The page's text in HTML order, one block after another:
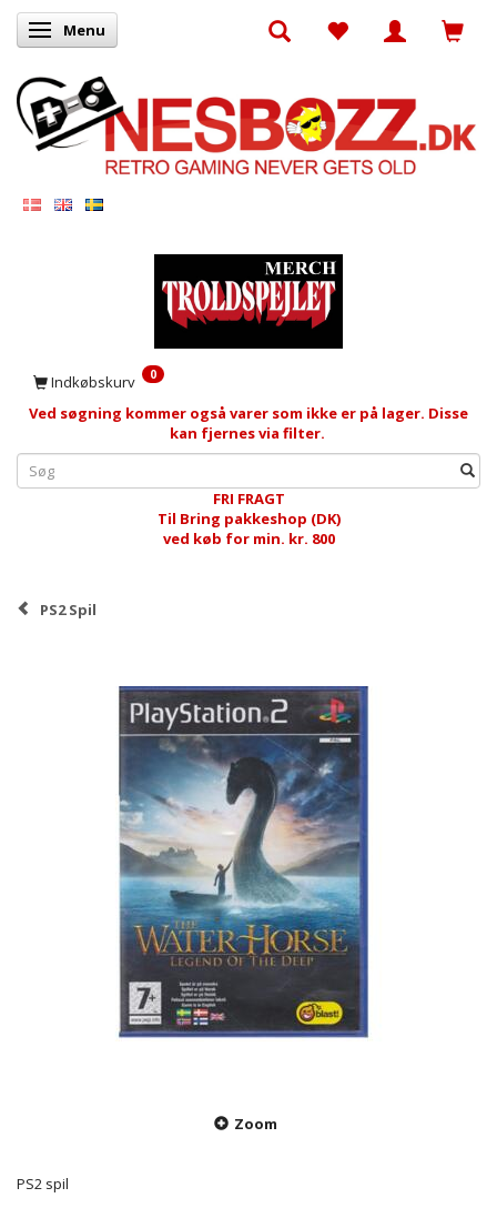
Skifte navigation
Menu
Indkøbskurv 0
Ved søgning kommer også varer som ikke er på lager. Disse
kan fjernes via filter.
FRI FRAGT
Til Bring pakkeshop (DK)
ved køb for min. kr. 800
PS2 Spil
Zoom
PS2 spil